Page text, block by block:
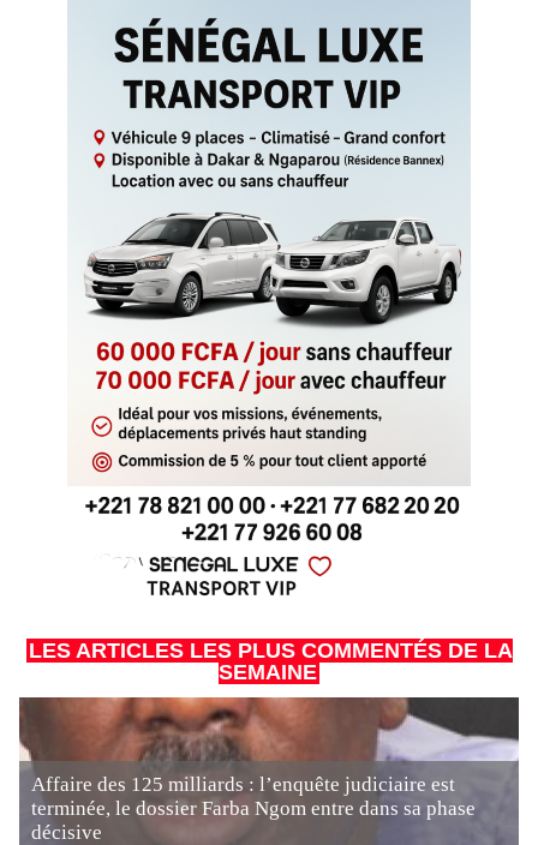
LES ARTICLES LES PLUS COMMENTÉS DE LA
SEMAINE
Affaire des 125 milliards : l’enquête judiciaire est
terminée, le dossier Farba Ngom entre dans sa phase
décisive